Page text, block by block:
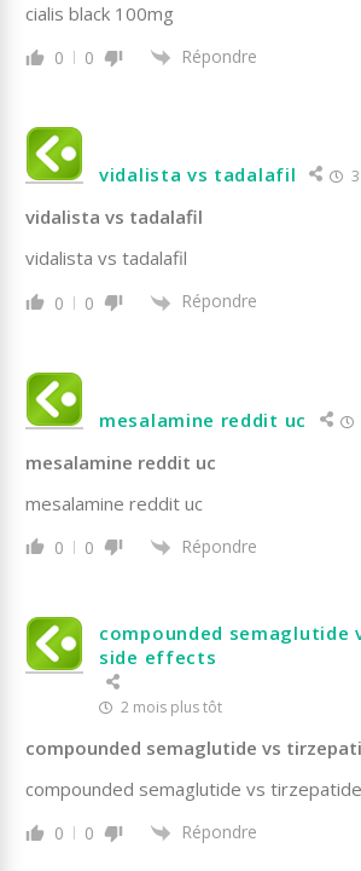
cialis black 100mg
0 0 Répondre
vidalista vs tadalafil
vidalista vs tadalafil
vidalista vs tadalafil
0 0 Répondre
mesalamine reddit uc
mesalamine reddit uc
mesalamine reddit uc
0 0 Répondre
compounded semaglutide
side effects
2 mois plus tôt
compounded semaglutide vs
compounded semaglutide vs
0 0 Répondre